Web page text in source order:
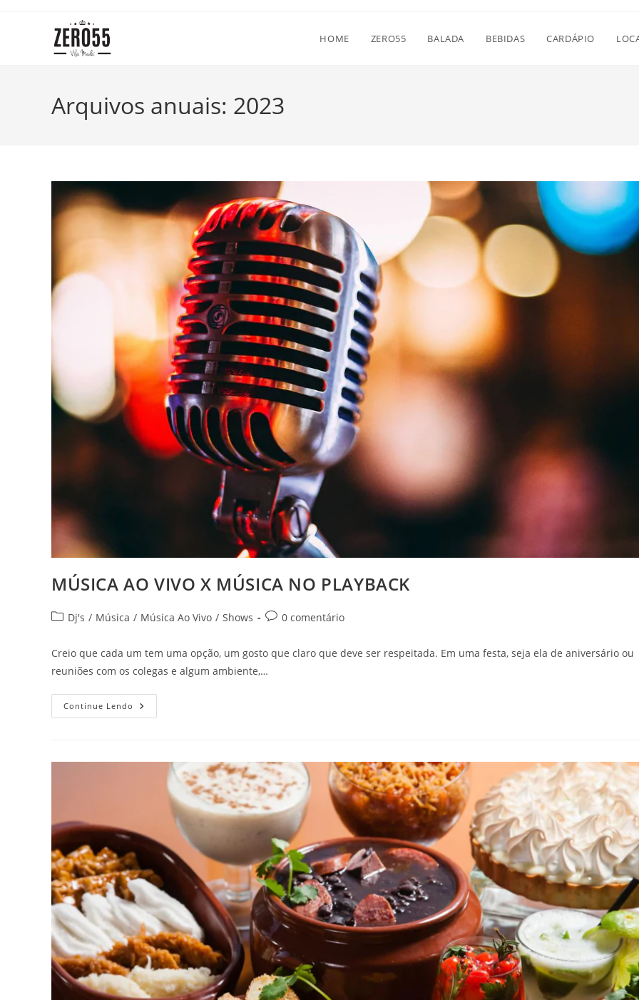
HOME ZERO55 BALADA BEBIDAS CARDÁPIO
Arquivos anuais: 2023
MÚSICA AO VIVO X MÚSICA NO PLAYBACK
Categoria
post:
Dj's / Música / Música Ao Vivo / Shows
Comentários
0 comentário
Creio que cada um tem uma opção, um gosto que claro que deve ser respeitada. Em uma festa, seja ela de aniversário ou
reuniões com os colegas e algum ambiente,…
Continue Lendo MÚSICA
AO
PLAYBACK